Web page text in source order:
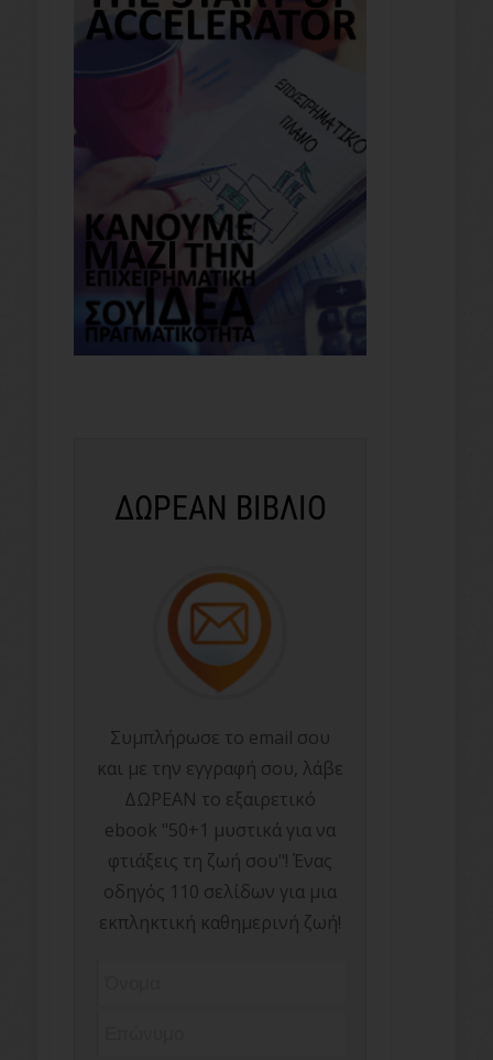
ΔΩΡΕΑΝ ΒΙΒΛΙΟ
Συμπλήρωσε το email σου
και με την εγγραφή σου, λάβε
ΔΩΡΕΑΝ το εξαιρετικό
ebook "50+1 μυστικά για να
φτιάξεις τη ζωή σου"! Ένας
οδηγός 110 σελίδων για μια
εκπληκτική καθημερινή ζωή!